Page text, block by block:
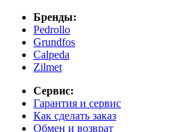
Бренды:
Pedrollo
Grundfos
Calpeda
Zilmet
Сервис:
Гарантия и сервис
Как сделать заказ
Обмен и возврат